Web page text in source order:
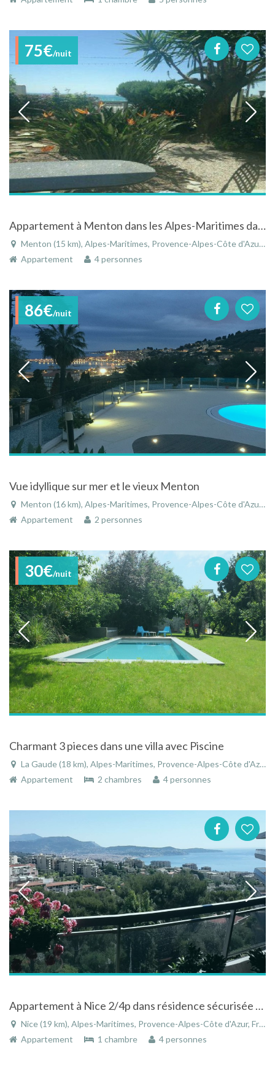
75€/nuit
Appartement à Menton dans les Alpes-Maritimes dans résidence face à la mer
Menton (15 km), Alpes-Maritimes, Provence-Alpes-Côte d'Azur, France
Appartement
4 personnes
86€/nuit
Vue idyllique sur mer et le vieux Menton
Menton (16 km), Alpes-Maritimes, Provence-Alpes-Côte d'Azur, France
Appartement
2 personnes
30€/nuit
Charmant 3 pieces dans une villa avec Piscine
La Gaude (18 km), Alpes-Maritimes, Provence-Alpes-Côte d'Azur, France
Appartement
2 chambres 4 personnes
Appartement à Nice 2/4p dans résidence sécurisée avec piscine et wifi
Nice (19 km), Alpes-Maritimes, Provence-Alpes-Côte d'Azur, France
Appartement
1 chambre 4 personnes